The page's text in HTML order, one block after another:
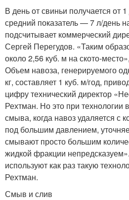
В день от свиньи получается от
средний показатель — 7 л/день
подсчитывает коммерческий
Сергей Перегудов. «Таким
около 2,56 куб. м на ското-
Объем навоза, генерируемого
кг, составляет 1 куб. м/год,
цифру технический директор
Рехтман. Но это при технологии
смыва, когда навоз удаляется с
под большим давлением,
смывают просто большим
жидкой фракции
используют как раз такую
Рехтман.
Смыв и слив